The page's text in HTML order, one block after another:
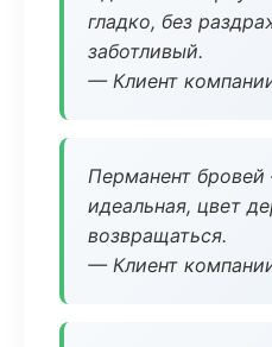
гладко, без
заботливый.
— Клиент
Перманент
идеальная, цвет
возвращаться.
— Клиент